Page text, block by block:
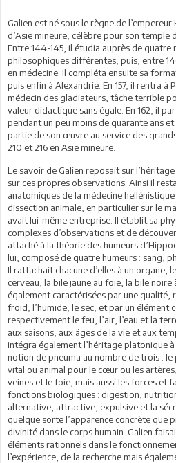
Galien est né sous le règne de
d’Asie mineure, célèbre pour son temple
Entre 144-145, il étudia auprès de quatre
philosophiques différentes, puis, entre
en médecine. Il compléta ensuite sa
puis enfin à Alexandrie. En 157, il rentra à
médecin des gladiateurs, tâche terrible
valeur didactique sans égale. En 162, il
pendant un peu moins de quarante ans
partie de son œuvre au service des
210 et 216 en Asie mineure.
Le savoir de Galien reposait sur
sur ces propres observations. Ainsi il
anatomiques de la médecine
dissection animale, en particulier sur le
avait lui-même entreprise. Il établit sa
complexes d’observations et de
attaché à la théorie des humeurs
lui, composé de quatre humeurs : sang,
Il rattachait chacune d’elles à un organe,
cerveau, la bile jaune au foie, la bile noire
également caractérisées par une qualité,
froid, l’humide, le sec, et par un élément
respectivement le feu, l’air, l’eau et la
aux saisons, aux âges de la vie et aux
intégra également l’héritage platonique
notion de pneuma au nombre de trois : le
vital ou animal pour le cœur ou les
veines et le foie, mais aussi les forces et
fonctions biologiques : digestion,
alternative, attractive, expulsive et la
quelque sorte l’apparence concrète que
divinité dans le corps humain. Galien
éléments rationnels dans le
l’expérience, de la recherche mais